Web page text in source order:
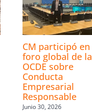
CM participó en
foro global de la
OCDE sobre
Conducta
Empresarial
Responsable
Junio 30, 2026